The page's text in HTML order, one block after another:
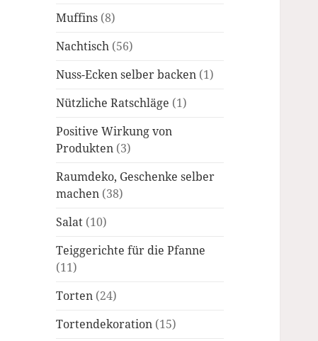
Muffins (8)
Nachtisch (56)
Nuss-Ecken selber backen (1)
Nützliche Ratschläge (1)
Positive Wirkung von
Produkten (3)
Raumdeko, Geschenke selber
machen (38)
Salat (10)
Teiggerichte für die Pfanne
(11)
Torten (24)
Tortendekoration (15)